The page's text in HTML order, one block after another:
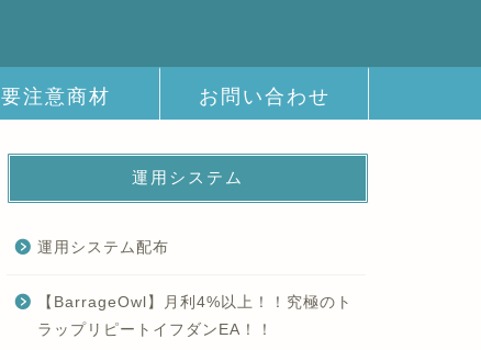
要注意商材 お問い合わせ
運用システム
運用システム配布
【BarrageOwl】月利4%以上！！究極のト
ラップリピートイフダンEA！！